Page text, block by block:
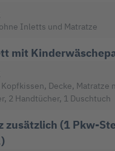
Inletts und Matratze
mit
Decke, Matratze
2 Handtücher, 1 Duschtuch
zusätzlich (1 Pkw-